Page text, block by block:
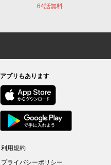
64話無料
アプリもあります
利用規約
プライバシーポリシー